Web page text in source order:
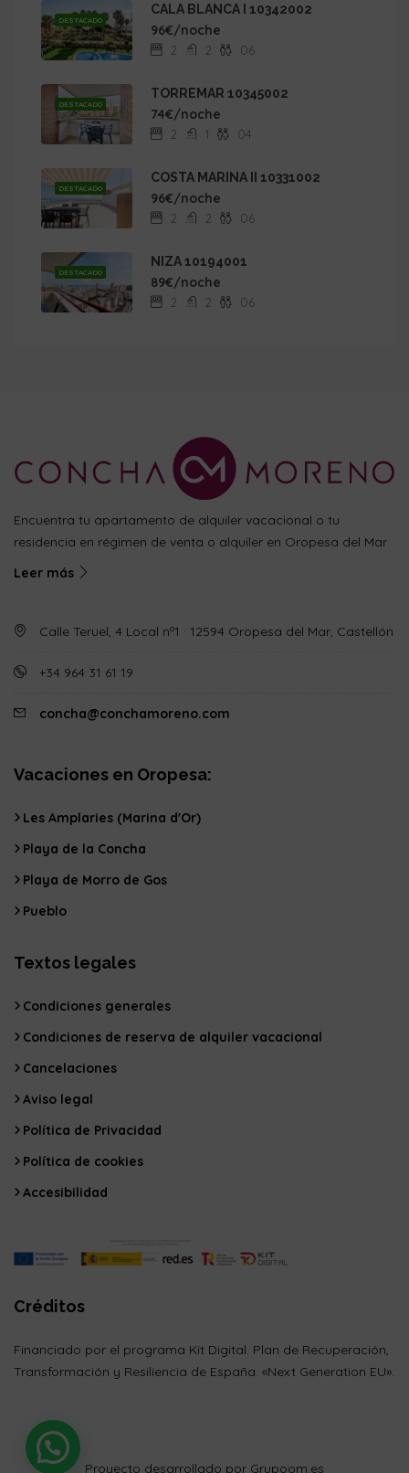
DESTACADO
CALA BLANCA I 10342002
96€/noche
2 2 06
DESTACADO
TORREMAR 10345002
74€/noche
2 1 04
DESTACADO
COSTA MARINA II 10331002
96€/noche
2 2 06
DESTACADO
NIZA 10194001
89€/noche
2 2 06
Encuentra tu apartamento de alquiler vacacional o tu
residencia en régimen de venta o alquiler en Oropesa del Mar
Leer más
Calle Teruel, 4 Local nº1 · 12594 Oropesa del Mar, Castellón
+34 964 31 61 19
concha@conchamoreno.com
Vacaciones en Oropesa:
Les Amplaries (Marina d'Or)
Playa de la Concha
Playa de Morro de Gos
Pueblo
Textos legales
Condiciones generales
Condiciones de reserva de alquiler vacacional
Cancelaciones
Aviso legal
Política de Privacidad
Política de cookies
Accesibilidad
Créditos
Financiado por el programa Kit Digital. Plan de Recuperación,
Transformación y Resiliencia de España. «Next Generation EU».
Proyecto desarrollado por Grupoom.es